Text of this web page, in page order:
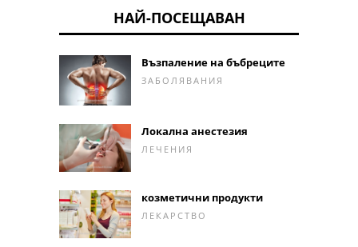
НАЙ-ПОСЕЩАВАН
Възпаление на бъбреците
ЗАБОЛЯВАНИЯ
Локална анестезия
ЛЕЧЕНИЯ
козметични продукти
ЛЕКАРСТВО